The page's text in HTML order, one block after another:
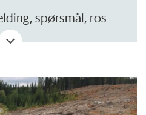
spørsmål, ros
om noe vi bør skrive